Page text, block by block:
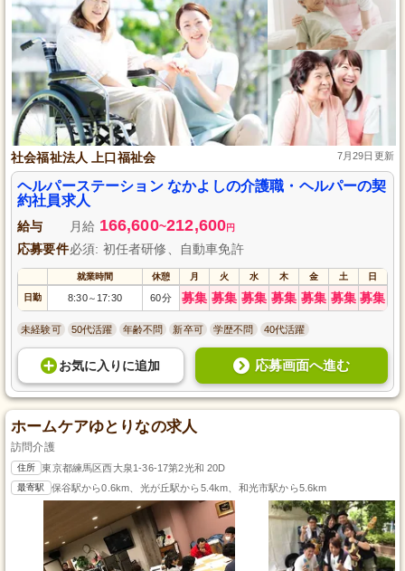
社会福祉法人 上口福祉会 7月29日更新
ヘルパーステーション なかよしの介護職・ヘルパーの契
約社員求人
給与 月給 166,600~212,600円
応募要件必須: 初任者研修、自動車免許
就業時間 休憩 月 火 水 木 金 土 日
日勤 8:30～ 17:30 60分 募集 募集 募集 募集 募集 募集 募集
未経験可 50代活躍 年齢不問 新卒可 学歴不問 40代活躍
お気に入り に追加 応募画面へ進む
ホームケアゆとりなの求人
訪問介護
住所 東京都練馬区西大泉1-36-17第2光和 20D
最寄駅 保谷駅から0.6km、光が丘駅から5.4km、和光市駅から5.6km